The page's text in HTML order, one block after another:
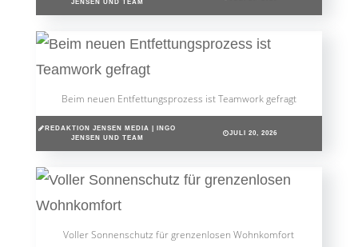
JENSEN UND TEAM
Beim neuen Entfettungsprozess ist Teamwork gefragt
REDAKTION JENSEN MEDIA | INGO
JENSEN UND TEAM
JULI 20, 2026
Voller Sonnenschutz für grenzenlosen Wohnkomfort